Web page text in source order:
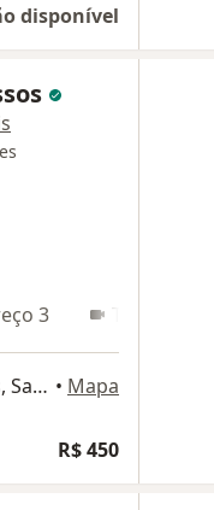
disponível
3 Teleconsulta
Av. Luís Viana Filho, 143 - Patamares, Salvador - BA, 41701-015, Salvador • Mapa
R$ 450